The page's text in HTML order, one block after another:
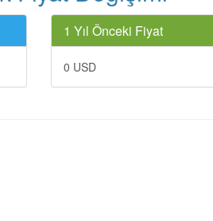
1 Yıl Önceki Fiyat
0 USD